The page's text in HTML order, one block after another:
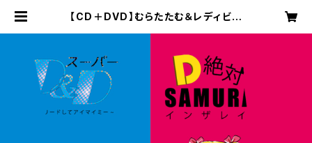
【CD＋DVD】むらたたむ＆レディビア